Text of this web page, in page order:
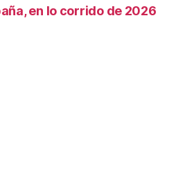
en lo corrido de 2026